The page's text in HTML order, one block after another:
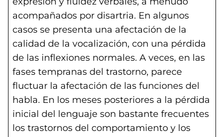
acompañados por disartria. En algunos
casos se presenta una afectación de la
calidad de la vocalización, con una pérdida
de las inflexiones normales. A veces, en las
fases tempranas del trastorno, parece
fluctuar la afectación de las funciones del
habla. En los meses posteriores a la pérdida
inicial del lenguaje son bastante frecuentes
los trastornos del comportamiento y los